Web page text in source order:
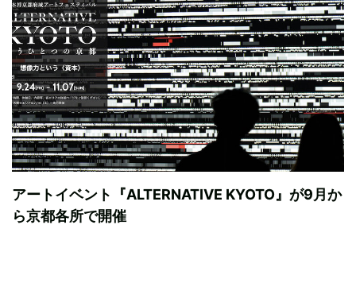
アートイベント『ALTERNATIVE KYOTO』が9月か
ら京都各所で開催